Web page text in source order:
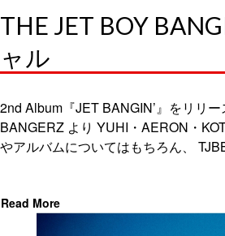
THE JET BOY
ャル
2nd Album『JET BANGIN’』をリリ
BANGERZ より YUHI・AERON・
やアルバムについてはもちろん、
Read More